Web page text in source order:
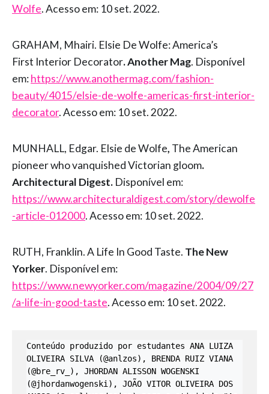
Wolfe. Acesso em: 10 set. 2022.
GRAHAM, Mhairi. Elsie De Wolfe: America’s
First Interior Decorator. Another Mag. Disponível
em:https://www.anothermag.com/fashion-
beauty/4015/elsie-de-wolfe-americas-first-interior-
decorator. Acesso em: 10 set. 2022.
MUNHALL, Edgar. Elsie de Wolfe, The American
pioneer who vanquished Victorian gloom.
Architectural Digest. Disponível em:
https://www.architecturaldigest.com/story/dewolfe
-article-012000. Acesso em: 10 set. 2022.
RUTH, Franklin. A Life In Good Taste. The New
Yorker. Disponível em:
https://www.newyorker.com/magazine/2004/09/27
/a-life-in-good-taste. Acesso em: 10 set. 2022.
Conteúdo produzido por estudantes ANA LUIZA
OLIVEIRA SILVA (@anlzos), BRENDA RUIZ VIANA
(@bre_rv_), JHORDAN ALISSON WOGENSKI
(@jhordanwogenski), JOÃO VITOR OLIVEIRA DOS